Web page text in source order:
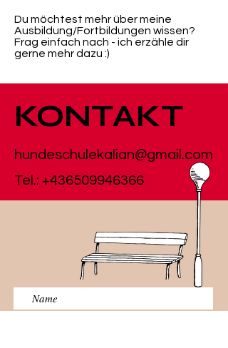
Du möchtest mehr über meine
Ausbildung/Fortbildungen wissen?
Frag einfach nach - ich erzähle dir
gerne mehr dazu :)
KONTAKT
hundeschulekalian@gmail.com
Tel.: +436509946366